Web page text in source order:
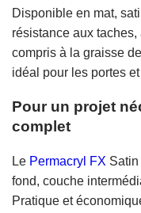
Disponible en mat,
résistance aux
compris à la graisse
idéal pour les portes
Pour un projet
complet
Le Permacryl FX
fond, couche
Pratique et